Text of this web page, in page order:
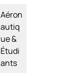
Aéron
autiq
ue &
Étudi
ants